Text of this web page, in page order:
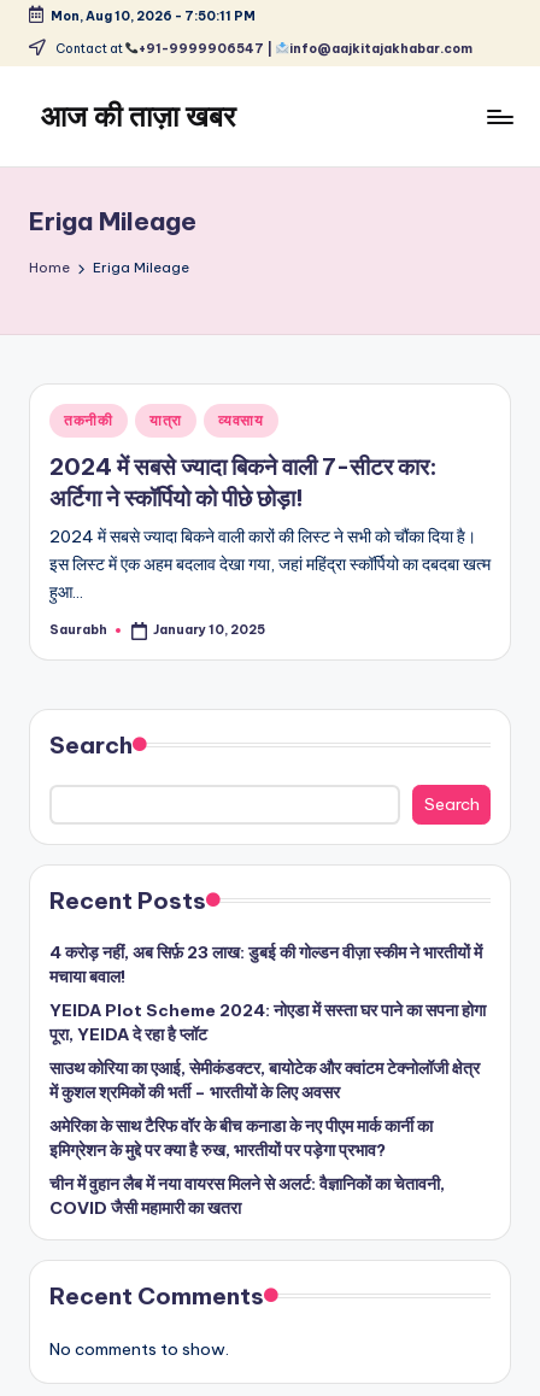
Skip
content
Mon, Aug 10, 2026 - 7:50:11 PM
Contact at +91-9999906547 | info@aajkitajakhabar.com
आज की ताज़ा खबर
ताज़ा
समाचार
–
और
विश्व
Eriga Mileage
Home Eriga Mileage
Posted
in
तकनीकी यात्रा व्यवसाय
2024 में सबसे ज्यादा बिकने वाली 7-सीटर कार:
अर्टिगा ने स्कॉर्पियो को पीछे छोड़ा!
2024 में सबसे ज्यादा बिकने वाली कारों की लिस्ट ने सभी को चौंका दिया है।
इस लिस्ट में एक अहम बदलाव देखा गया, जहां महिंद्रा स्कॉर्पियो का दबदबा खत्म
हुआ…
Posted
Saurabh January 10, 2025
Search
Search
Recent Posts
4 करोड़ नहीं, अब सिर्फ़ 23 लाख: डुबई की गोल्डन वीज़ा स्कीम ने भारतीयों में
मचाया बवाल!
YEIDA Plot Scheme 2024: नोएडा में सस्ता घर पाने का सपना होगा
पूरा, YEIDA दे रहा है प्लॉट
साउथ कोरिया का एआई, सेमीकंडक्टर, बायोटेक और क्वांटम टेक्नोलॉजी क्षेत्र
में कुशल श्रमिकों की भर्ती – भारतीयों के लिए अवसर
अमेरिका के साथ टैरिफ वॉर के बीच कनाडा के नए पीएम मार्क कार्नी का
इमिग्रेशन के मुद्दे पर क्या है रुख, भारतीयों पर पड़ेगा प्रभाव?
चीन में वुहान लैब में नया वायरस मिलने से अलर्ट: वैज्ञानिकों का चेतावनी,
COVID जैसी महामारी का खतरा
Recent Comments
No comments to show.